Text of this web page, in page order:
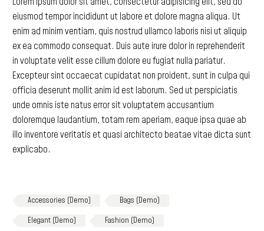
eiusmodtemporincididuntutlabore etdolore magna aliqua. Ut
enim ad minimventiam, quis nostrud ullamco laboris nisi utaliquip
exea commodo consequat. Duis aute irure dolorin reprehenderit
involuptatevelitesse cillum dolore eufugiatnulla pariatur.
Excepteursintoccaecatcupidatatnon proident, suntin culpa qui
officia deseruntmollitanim id estlaborum. Sed utperspiciatis
unde omnis iste natus errorsitvoluptatem accusantium
doloremque laudantium,totam rem aperiam, eaque ipsa quae ab
illo inventoreveritatis etquasi architecto beataevitae dicta sunt
explicabo.
Accessories (Demo)
Bags (Demo)
Elegant (Demo)
Fashion (Demo)